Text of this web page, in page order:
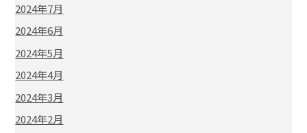
2024年7月
2024年6月
2024年5月
2024年4月
2024年3月
2024年2月